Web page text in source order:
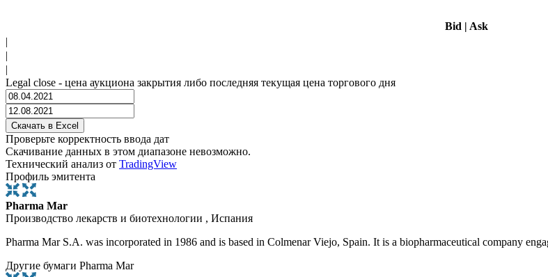
Bid | Ask
|
|
|
Legal close - цена аукциона закрытия либо последняя текущая цена торгового дня
Проверьте корректность ввода дат
Скачивание данных в этом диапазоне невозможно.
Технический анализ от TradingView
Профиль эмитента
Pharma Mar
Производство лекарств и биотехнологии , Испания
Pharma Mar S.A. was incorporated in 1986 and is based in Colmenar Viejo, Spain. It is a biopharmaceutical company
Другие бумаги Pharma Mar